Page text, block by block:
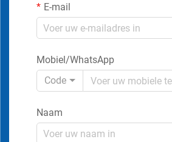
E-mail
Mobiel/WhatsApp
Code
Naam